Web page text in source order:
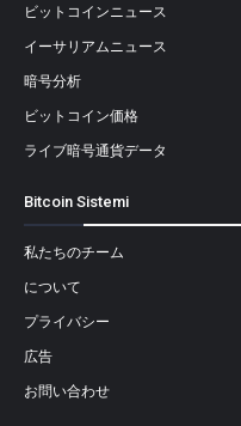
ビットコインニュース
イーサリアムニュース
暗号分析
ビットコイン価格
ライブ暗号通貨データ
Bitcoin Sistemi
私たちのチーム
について
プライバシー
広告
お問い合わせ